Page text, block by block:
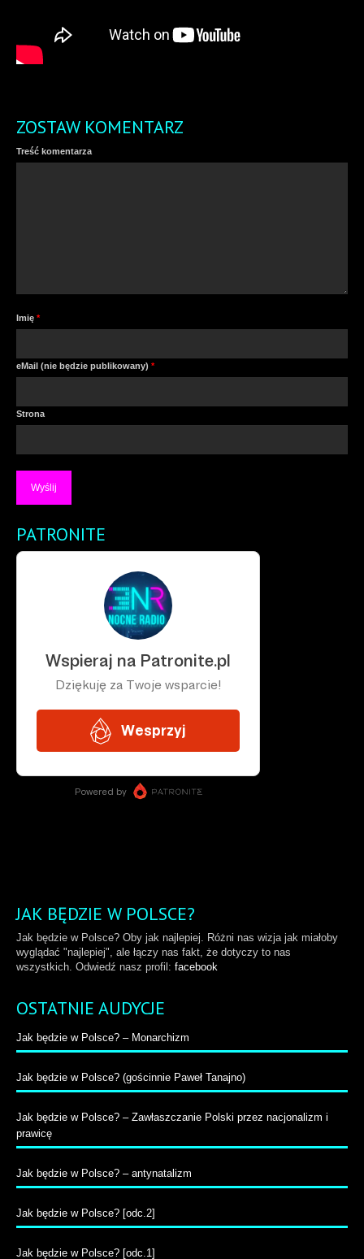
ZOSTAW KOMENTARZ
Treść komentarza
Imię *
eMail (nie będzie publikowany) *
Strona
PATRONITE
JAK BĘDZIE W POLSCE?
Jak będzie w Polsce? Oby jak najlepiej. Różni nas wizja jak miałoby
wyglądać "najlepiej", ale łączy nas fakt, że dotyczy to nas
wszystkich. Odwiedź nasz profil: facebook
OSTATNIE AUDYCJE
Jak będzie w Polsce? – Monarchizm
Jak będzie w Polsce? (gościnnie Paweł Tanajno)
Jak będzie w Polsce? – Zawłaszczanie Polski przez nacjonalizm i
prawicę
Jak będzie w Polsce? – antynatalizm
Jak będzie w Polsce? [odc.2]
Jak będzie w Polsce? [odc.1]